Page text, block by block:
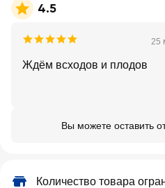
4.5
25
Ждём всходов и плодов
Вы можете оставить
Количество товара